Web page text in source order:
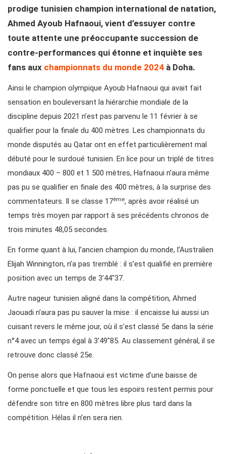
prodige tunisien champion international de natation,
Ahmed Ayoub Hafnaoui, vient d’essuyer contre
toute attente une préoccupante succession de
contre-performances qui étonne et inquiète ses
fans aux championnats du monde 2024 à Doha.
Ainsi le champion olympique Ayoub Hafnaoui qui avait fait
sensation en bouleversant la hiérarchie mondiale de la
discipline depuis 2021 n’est pas parvenu le 11 février à se
qualifier pour la finale du 400 mètres. Les championnats du
monde disputés au Qatar ont en effet particulièrement mal
débuté pour le surdoué tunisien. En lice pour un triplé de titres
mondiaux 400 – 800 et 1 500 mètres, Hafnaoui n’aura même
pas pu se qualifier en finale des 400 mètres, à la surprise des
commentateurs. Il se classe 17ème, après avoir réalisé un
temps très moyen par rapport à ses précédents chronos de
trois minutes 48,05 secondes.
En forme quant à lui, l’ancien champion du monde, l’Australien
Elijah Winnington, n’a pas tremblé : il s’est qualifié en première
position avec un temps de 3’44″37.
Autre nageur tunisien aligné dans la compétition, Ahmed
Jaouadi n’aura pas pu sauver la mise : il encaisse lui aussi un
cuisant revers le même jour, où il s’est classé 5e dans la série
n°4 avec un temps égal à 3’49″85. Au classement général, il se
retrouve donc classé 25e.
On pense alors que Hafnaoui est victime d’une baisse de
forme ponctuelle et que tous les espoirs restent permis pour
défendre son titre en 800 mètres libre plus tard dans la
compétition. Hélas il n’en sera rien.